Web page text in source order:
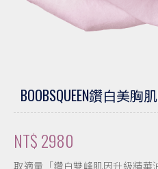
BOOBSQUEEN鑽白美
NT$ 2980
取適量「鑽白雙峰肌因升級精華